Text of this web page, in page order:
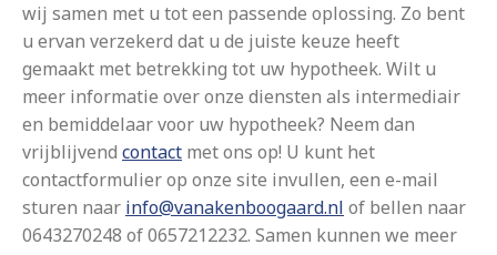
wij samen met u tot een passende oplossing. Zo bent
u ervan verzekerd dat u de juiste keuze heeft
gemaakt met betrekking tot uw hypotheek. Wilt u
meer informatie over onze diensten als intermediair
en bemiddelaar voor uw hypotheek? Neem dan
vrijblijvend contact met ons op! U kunt het
contactformulier op onze site invullen, een e-mail
sturen naar info@vanakenboogaard.nl of bellen naar
0643270248 of 0657212232. Samen kunnen we meer